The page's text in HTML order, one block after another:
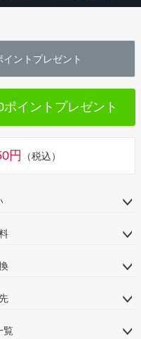
イントプレゼント
ポイントプレゼント
円 （税込）
覧